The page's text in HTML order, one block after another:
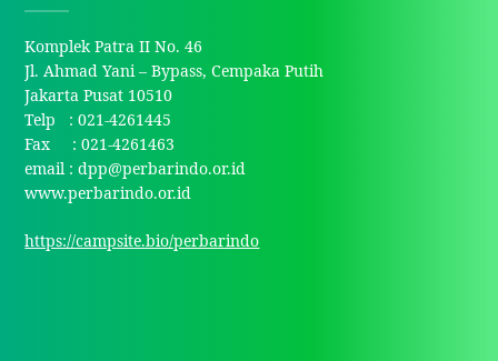
Komplek Patra II No. 46
Jl. Ahmad Yani – Bypass, Cempaka Putih
Jakarta Pusat 10510
Telp : 021-4261445
Fax : 021-4261463
email : dpp@perbarindo.or.id
www.perbarindo.or.id
https://campsite.bio/perbarindo